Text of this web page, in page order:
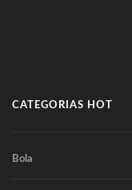
CATEGORIAS HOT
Bola